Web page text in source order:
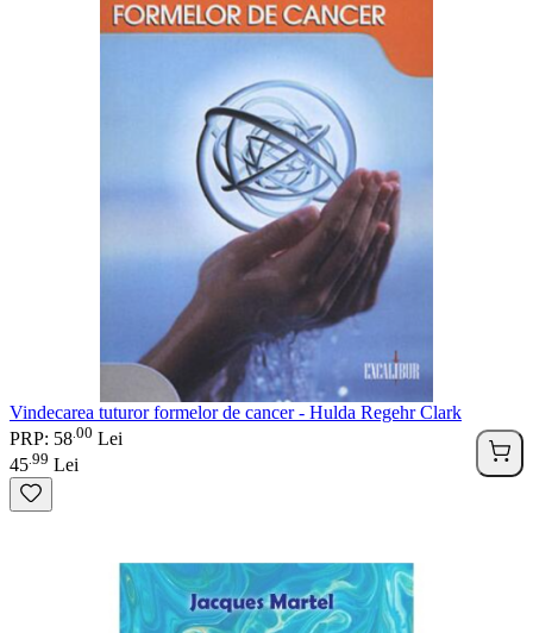
Vindecarea tuturor formelor de cancer - Hulda Regehr Clark
PRP: 58 00 Lei
45 99 Lei